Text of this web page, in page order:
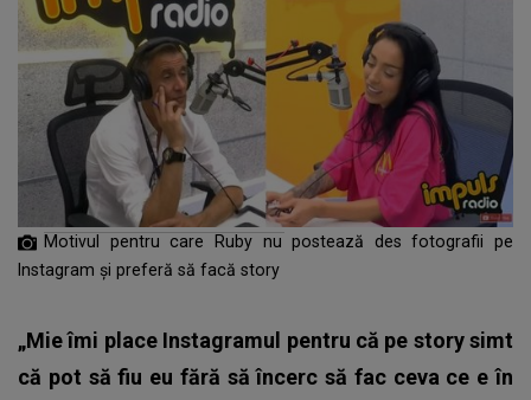
Motivul pentru care Ruby nu postează des fotografii pe
Instagram și preferă să facă story
„Mie îmi place Instagramul pentru că pe story simt
că pot să fiu eu fără să încerc să fac ceva ce e în